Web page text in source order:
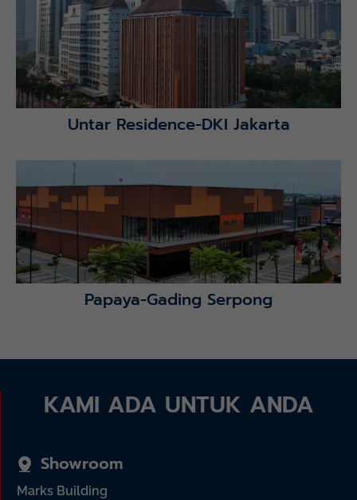
Untar Residence-DKI Jakarta
Lihat Detail Proyek
Papaya-Gading Serpong
KAMI ADA UNTUK ANDA
Showroom
Marks Building